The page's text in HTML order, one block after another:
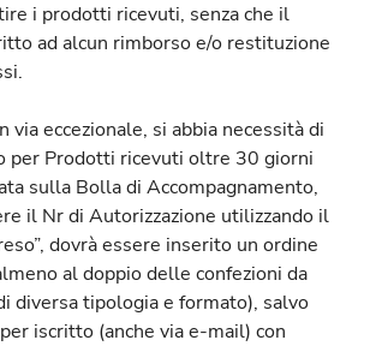
i prodotti ricevuti, senza che il
ad alcun rimborso e/o restituzione
via eccezionale, si abbia necessità di
per Prodotti ricevuti oltre 30 giorni
sulla Bolla di Accompagnamento,
il Nr di Autorizzazione utilizzando il
dovrà essere inserito un ordine
al doppio delle confezioni da
diversa tipologia e formato), salvo
iscritto (anche via e-mail) con